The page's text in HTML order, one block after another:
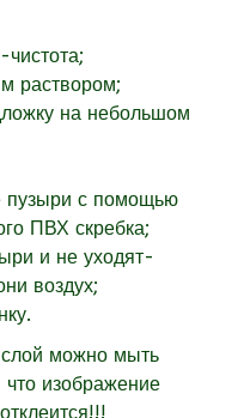
чистота;
раствором;
на небольшом
пузыри с помощью
ПВХ скребка;
и не уходят-
воздух;
можно мыть
изображение